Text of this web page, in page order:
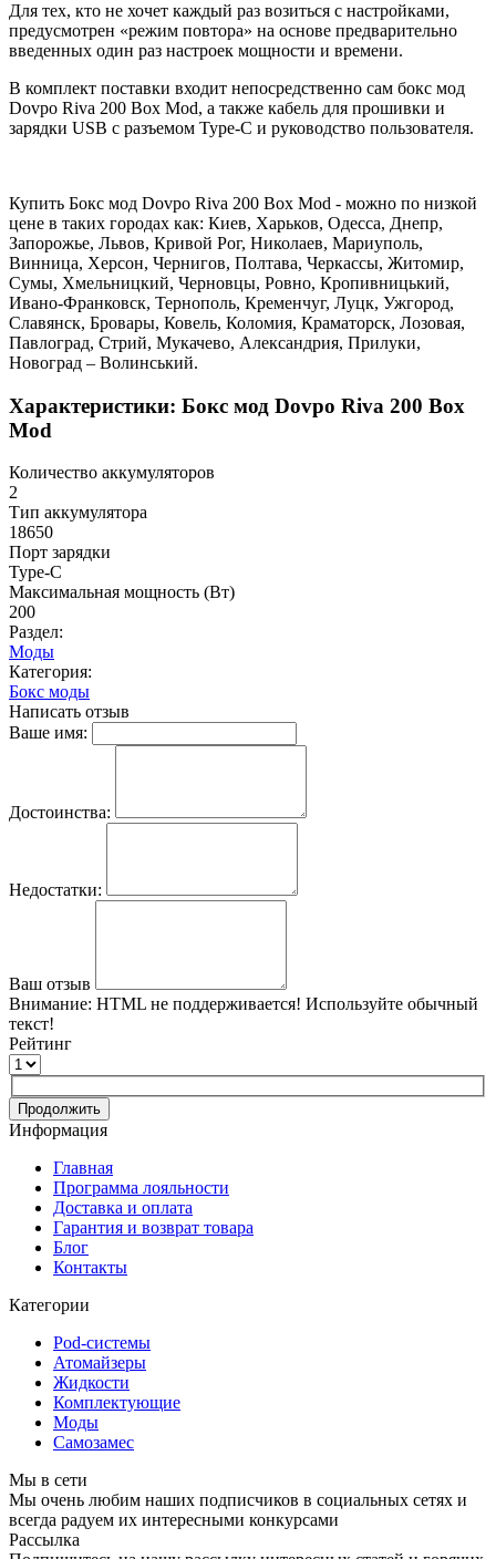
Для тех, кто не хочет каждый раз возиться с настройками,
предусмотрен «режим повтора» на основе предварительно
введенных один раз настроек мощности и времени.
В комплект поставки входит непосредственно сам бокс мод
Dovpo Riva 200 Box Mod, а также кабель для прошивки и
зарядки USB с разъемом Type-C и руководство пользователя.
Купить Бокс мод Dovpo Riva 200 Box Mod - можно по низкой
цене в таких городах как: Киев, Харьков, Одесса, Днепр,
Запорожье, Львов, Кривой Рог, Николаев, Мариуполь,
Винница, Херсон, Чернигов, Полтава, Черкассы, Житомир,
Сумы, Хмельницкий, Черновцы, Ровно, Кропивницький,
Ивано-Франковск, Тернополь, Кременчуг, Луцк, Ужгород,
Славянск, Бровары, Ковель, Коломия, Краматорск, Лозовая,
Павлоград, Стрий, Мукачево, Александрия, Прилуки,
Новоград – Волинський.
Характеристики: Бокс мод Dovpo Riva 200 Box
Mod
Количество аккумуляторов
2
Тип аккумулятора
18650
Порт зарядки
Type-C
Максимальная мощность (Вт)
200
Раздел:
Моды
Категория:
Бокс моды
Написать отзыв
Ваше имя:
Достоинства:
Недостатки:
Ваш отзыв
Внимание: HTML не поддерживается! Используйте обычный
текст!
Рейтинг
Продолжить
Информация
Главная
Программа лояльности
Доставка и оплата
Гарантия и возврат товара
Блог
Контакты
Категории
Pod-системы
Атомайзеры
Жидкости
Комплектующие
Моды
Самозамес
Мы в сети
Мы очень любим наших подписчиков в социальных сетях и
всегда радуем их интересными конкурсами
Рассылка